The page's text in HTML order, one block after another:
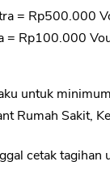
= Rp500.000
= Rp100.000
untuk
Rumah Sakit,
cetak tagihan